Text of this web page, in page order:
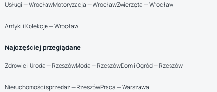
Usługi — WrocławMotoryzacja — WrocławZwierzęta — Wrocław
Antyki i Kolekcje — Wrocław
Najczęściej przeglądane
Zdrowie i Uroda — RzeszówModa — RzeszówDom i Ogród — Rzeszów
Nieruchomości sprzedaż — RzeszówPraca — Warszawa